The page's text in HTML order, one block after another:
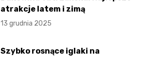
atrakcje latem i zimą
13 grudnia 2025
Szybko rosnące iglaki na